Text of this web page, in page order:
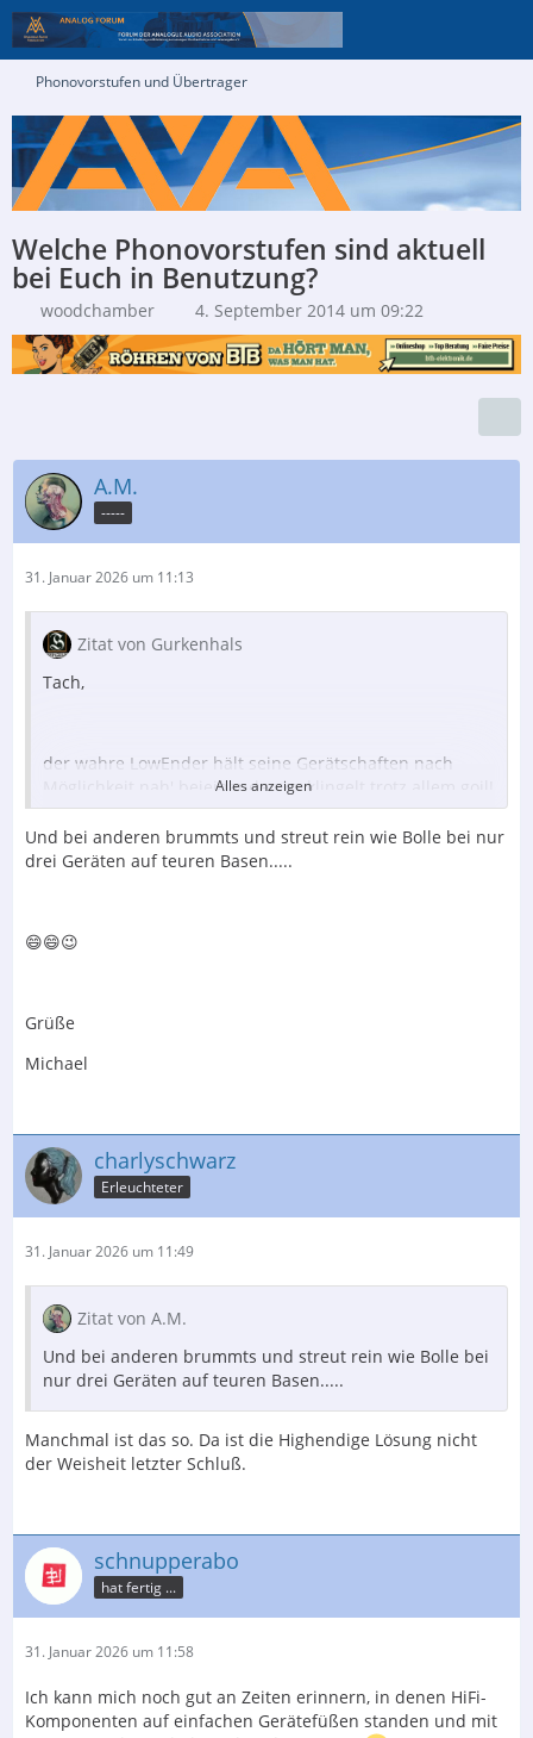
Phonovorstufen und Übertrager
Welche Phonovorstufen sind aktuell
bei Euch in Benutzung?
woodchamber 4. September 2014 um 09:22
A.M.
-----
31. Januar 2026 um 11:13
Zitat von Gurkenhals
Tach,
der wahre LowEnder hält seine Gerätschaften nach
Möglichkeit nah' beieinander, es klingelt trotz allem goil!
Könnt ihr euch sicher nicht vorstellen.....
Und ja, ich kann damit sehr gut Mukke hören, selbst
Mag jeder für sich selbst entscheiden, für mich paßt es.
Ulf
Alles anzeigen
Und bei anderen brummts und streut rein wie Bolle bei nur
drei Geräten auf teuren Basen.....
😄😄😉
Grüße
Michael
charlyschwarz
Erleuchteter
31. Januar 2026 um 11:49
Zitat von A.M.
Und bei anderen brummts und streut rein wie Bolle bei
nur drei Geräten auf teuren Basen.....
Manchmal ist das so. Da ist die Highendige Lösung nicht
der Weisheit letzter Schluß.
schnupperabo
hat fertig ...
31. Januar 2026 um 11:58
Ich kann mich noch gut an Zeiten erinnern, in denen HiFi-
Komponenten auf einfachen Gerätefüßen standen und mit